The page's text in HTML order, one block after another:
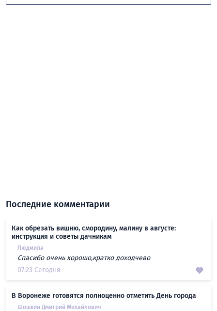
Последние комментарии
Как обрезать вишню, смородину, малину в августе:
инструкция и советы дачникам
Людмила
Спасибо очень хорошо,кратко доходчево
07:23 Сегодня
В Воронеже готовятся полноценно отметить День города
Шошкин Дмитрий Михайлович